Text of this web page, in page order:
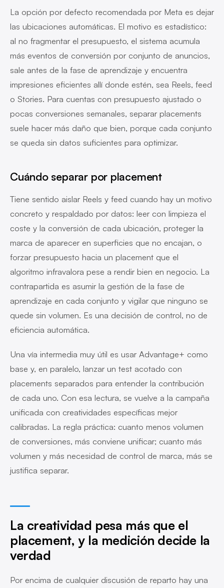
La opción por defecto recomendada por Meta es dejar
las ubicaciones automáticas. El motivo es estadístico:
al no fragmentar el presupuesto, el sistema acumula
más eventos de conversión por conjunto de anuncios,
sale antes de la fase de aprendizaje y encuentra
impresiones eficientes allí donde estén, sea Reels, feed
o Stories. Para cuentas con presupuesto ajustado o
pocas conversiones semanales, separar placements
suele hacer más daño que bien, porque cada conjunto
se queda sin datos suficientes para optimizar.
Cuándo separar por placement
Tiene sentido aislar Reels y feed cuando hay un motivo
concreto y respaldado por datos: leer con limpieza el
coste y la conversión de cada ubicación, proteger la
marca de aparecer en superficies que no encajan, o
forzar presupuesto hacia un placement que el
algoritmo infravalora pese a rendir bien en negocio. La
contrapartida es asumir la gestión de la fase de
aprendizaje en cada conjunto y vigilar que ninguno se
quede sin volumen. Es una decisión de control, no de
eficiencia automática.
Una vía intermedia muy útil es usar Advantage+ como
base y, en paralelo, lanzar un test acotado con
placements separados para entender la contribución
de cada uno. Con esa lectura, se vuelve a la campaña
unificada con creatividades específicas mejor
calibradas. La regla práctica: cuanto menos volumen
de conversiones, más conviene unificar; cuanto más
volumen y más necesidad de control de marca, más se
justifica separar.
La creatividad pesa más que el
placement, y la medición decide la
verdad
Por encima de cualquier discusión de reparto hay una